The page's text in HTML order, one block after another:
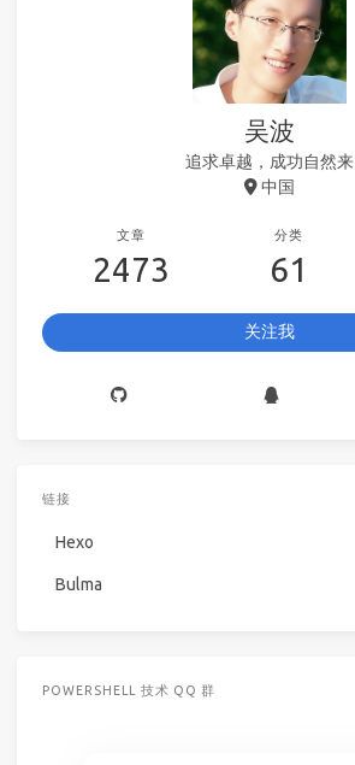
吴波
追求卓越，成功自然来
中国
文章
2473
分类
61
关注我
链接
Hexo
Bulma
POWERSHELL 技术 QQ 群